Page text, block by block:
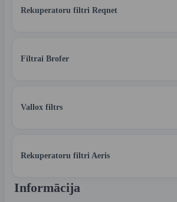
Rekuperatoru filtri Reqnet
Filtrai Brofer
Vallox filtrs
Rekuperatoru filtri Aeris
Informācija